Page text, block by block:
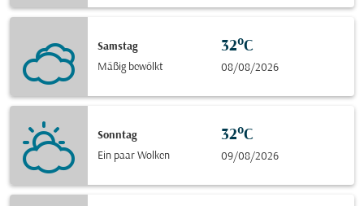
Samstag
Mäßig bewölkt
32°C
08/08/2026
Sonntag
Ein paar Wolken
32°C
09/08/2026